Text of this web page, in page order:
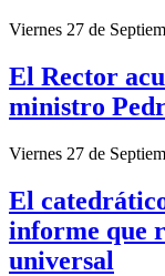
Viernes 27 de
El Rector
ministro
Viernes 27 de
El
informe que
universal